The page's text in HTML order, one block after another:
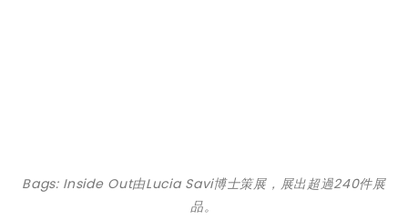
Bags: Inside Out由Lucia Savi博士策展，展出超過240件展
品。